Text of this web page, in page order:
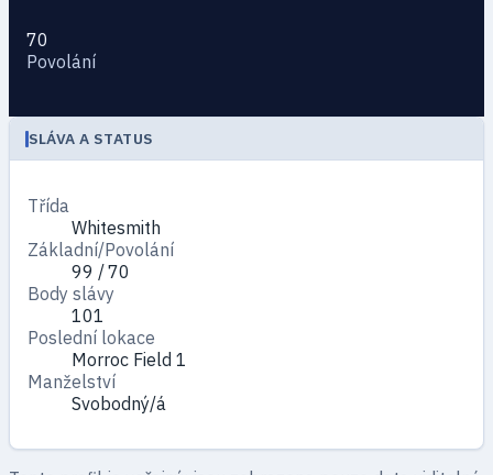
70
Povolání
SLÁVA A STATUS
Třída
Whitesmith
Základní/Povolání
99 / 70
Body slávy
101
Poslední lokace
Morroc Field 1
Manželství
Svobodný/á